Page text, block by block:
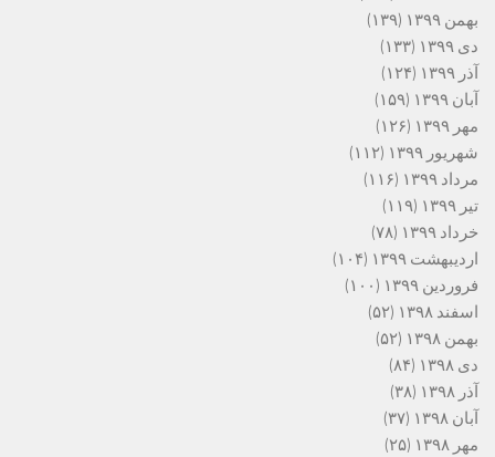
بهمن ۱۳۹۹
(۱۳۹)
دی ۱۳۹۹
(۱۳۳)
آذر ۱۳۹۹
(۱۲۴)
آبان ۱۳۹۹
(۱۵۹)
مهر ۱۳۹۹
(۱۲۶)
شهریور ۱۳۹۹
(۱۱۲)
مرداد ۱۳۹۹
(۱۱۶)
تیر ۱۳۹۹
(۱۱۹)
خرداد ۱۳۹۹
(۷۸)
اردیبهشت ۱۳۹۹
(۱۰۴)
فروردین ۱۳۹۹
(۱۰۰)
اسفند ۱۳۹۸
(۵۲)
بهمن ۱۳۹۸
(۵۲)
دی ۱۳۹۸
(۸۴)
آذر ۱۳۹۸
(۳۸)
آبان ۱۳۹۸
(۳۷)
مهر ۱۳۹۸
(۲۵)